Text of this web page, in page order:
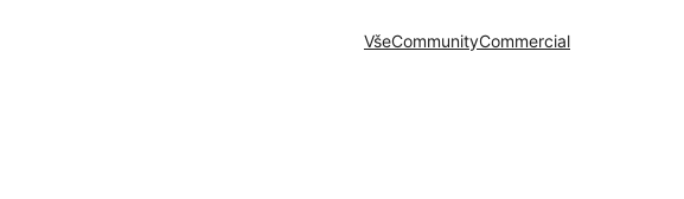
VšeCommunityCommercial